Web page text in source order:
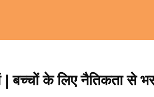
बच्चों के लिए नैतिकता से